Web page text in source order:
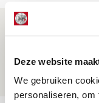
Deze website
We gebruiken
personaliseren,
Is dit de
07 AUGUSTUS 2026 - 00:36
NIEUWS